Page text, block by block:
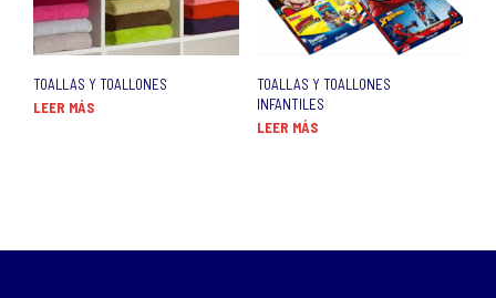
TOALLAS Y TOALLONES
LEER MÁS
TOALLAS Y TOALLONES
INFANTILES
LEER MÁS